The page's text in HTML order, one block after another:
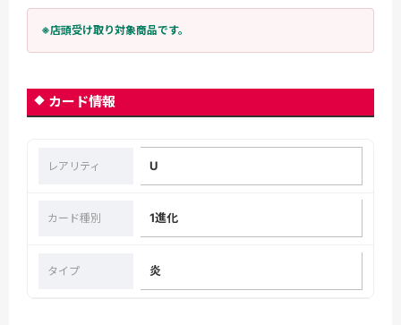
※店頭受け取り対象商品です。
カード情報
レアリティ U
カード種別 1進化
タイプ 炎